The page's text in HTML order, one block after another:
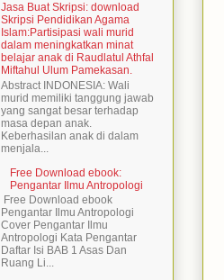
Jasa Buat Skripsi: download
Skripsi Pendidikan Agama
Islam:Partisipasi wali murid
dalam meningkatkan minat
belajar anak di Raudlatul Athfal
Miftahul Ulum Pamekasan.
Abstract INDONESIA: Wali
murid memiliki tanggung jawab
yang sangat besar terhadap
masa depan anak.
Keberhasilan anak di dalam
menjala...
Free Download ebook:
Pengantar Ilmu Antropologi
Free Download ebook
Pengantar Ilmu Antropologi
Cover Pengantar Ilmu
Antropologi Kata Pengantar
Daftar Isi BAB 1 Asas Dan
Ruang Li...